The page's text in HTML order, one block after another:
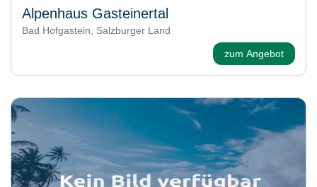
Alpenhaus Gasteinertal
Bad Hofgastein, Salzburger Land
zum Angebot